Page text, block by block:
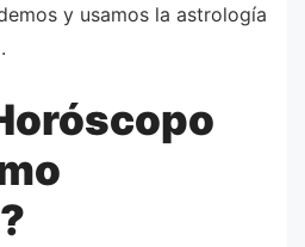
y usamos la astrología